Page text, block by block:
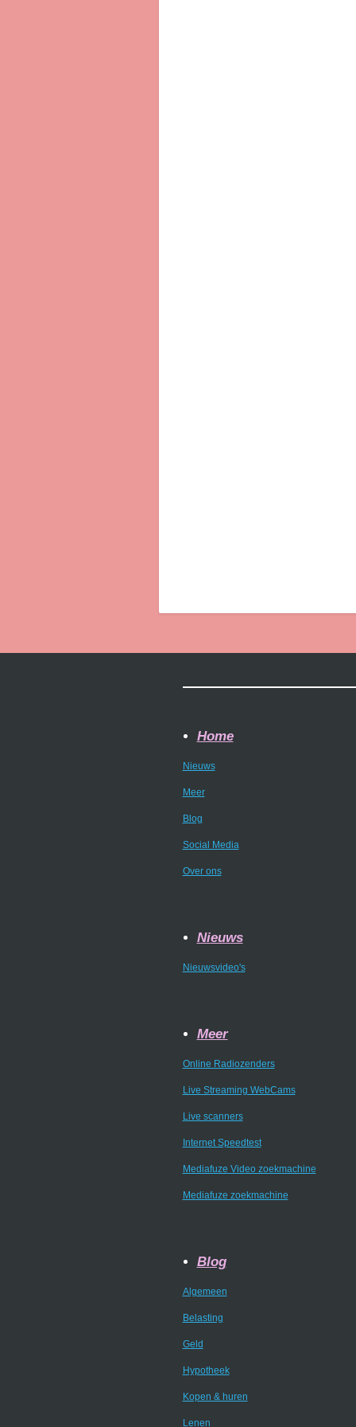
Home
Nieuws
Meer
Blog
Social Media
Over ons
Nieuws
Nieuwsvideo's
Meer
Online Radiozenders
Live Streaming WebCams
Live scanners
Internet Speedtest
Mediafuze Video zoekmachine
Mediafuze zoekmachine
Blog
Algemeen
Belasting
Geld
Hypotheek
Kopen & huren
Lenen